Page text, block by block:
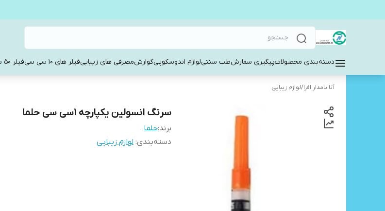
دسته‌بندی محصولاتپیگیری سفارشطب سنتیلوازم اندوسکوپیگوارشمصرفی های زیباییفیلر های 10 سی سی فیلر 50 سی سی
آنا نامدار افرا/لوازم زیبایی
سرنگ انسولین یکپارچه 1سی سی حلما
برند:حلما
دسته‌بندی: لوازم زیبایی